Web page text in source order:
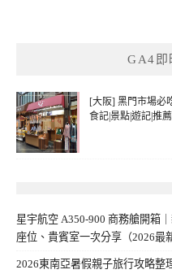
GA4即
[大阪] 黑門市場必
食記|景點|遊記|推
星宇航空 A350-900 商務艙開箱
座位、貴賓室一次分享（2026最
2026東南亞暑假親子旅行攻略整